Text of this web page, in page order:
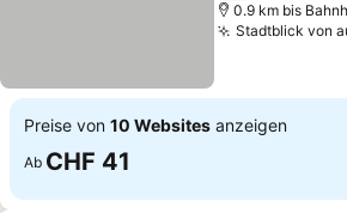
0.9 km bis
Stadtblick von
Preise von 10 Websites anzeigen
Ab CHF 41